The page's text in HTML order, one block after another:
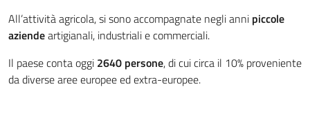
All’attività agricola, si sono accompagnate negli anni piccole
aziendeartigianali, industriali e commerciali.
Il paese conta oggi 2640 persone, di cui circa il 10% proveniente
da diverse aree europee ed extra-europee.